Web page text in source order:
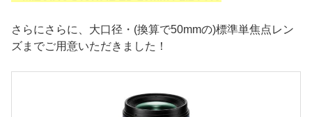
さらにさらに、大口径・(換算で50mmの)標準単焦点レン
ズまでご用意いただきました！